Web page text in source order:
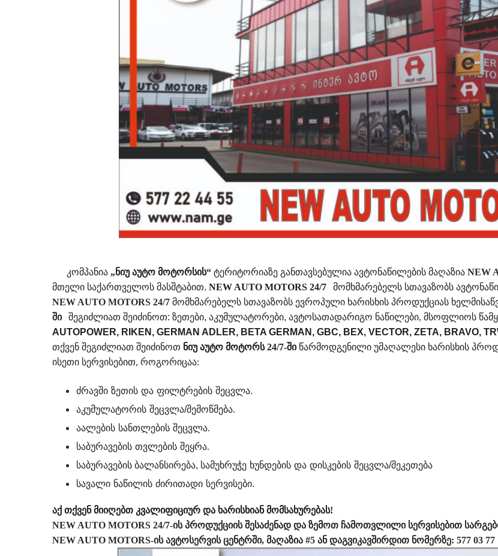
კომპანია „ნიუ აუტო მოტორსის“ ტერიტორიაზე განთავსებულია ავტონაწილების მაღაზია NEW
მთელი საქართველოს მასშტაბით. NEW AUTO MOTORS 24/7 მომხმარებელს სთავაზობს
NEW AUTO MOTORS 24/7 მომხმარებელს სთავაზობს ევროპული ხარისხის პროდუქციას
ში
შეგიძლიათ შეიძინოთ: ზეთები, აკუმულატორები, ავტოსათადარიგო ნაწილები, მსოფლიოს
AUTOPOWER, RIKEN, GERMAN ADLER, BETA GERMAN, GBC, BEX, VECTOR, ZETA, BRAVO,
თქვენ შეგიძლიათ შეიძინოთ ნიუ აუტო მოტორს 24/7-შიწარმოდგენილი უმაღალესი ხარისხის
ისეთი სერვისებით, როგორიცაა:
ძრავში ზეთის და ფილტრების შეცვლა.
აკუმულატორის შეცვლა/შემოწმება.
აალების სანთლების შეცვლა.
საბურავების თვლების შეყრა.
საბურავების ბალანსირება, სამუხრუჭე ხუნდების და დისკების შეცვლა/შეკეთება
სავალი ნაწილის ძირითადი სერვისები.
აქ თქვენ მიიღებთ კვალიფიციურ და ხარისხიან მომსახურებას!
NEW AUTO MOTORS 24/7-ის პროდუქციის შესაძენად და ზემოთ ჩამოთვლილი სერვისებით
NEW AUTO MOTORS-ის ავტოსერვის ცენტრში, მაღაზია #5 ანდაგვიკავშირდით ნომერზე: 577 03 77